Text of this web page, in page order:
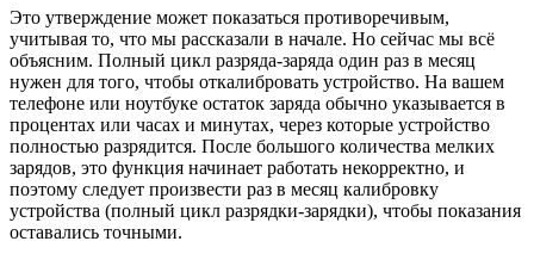
Это утверждение может показаться противоречивым,
учитывая то, что мы рассказали в начале. Но сейчас мы всё
объясним. Полный цикл разряда-заряда один раз в месяц
нужен для того, чтобы откалибровать устройство. На вашем
телефоне или ноутбуке остаток заряда обычно указывается в
процентах или часах и минутах, через которые устройство
полностью разрядится. После большого количества мелких
зарядов, это функция начинает работать некорректно, и
поэтому следует произвести раз в месяц калибровку
устройства (полный цикл разрядки-зарядки), чтобы показания
оставались точными.